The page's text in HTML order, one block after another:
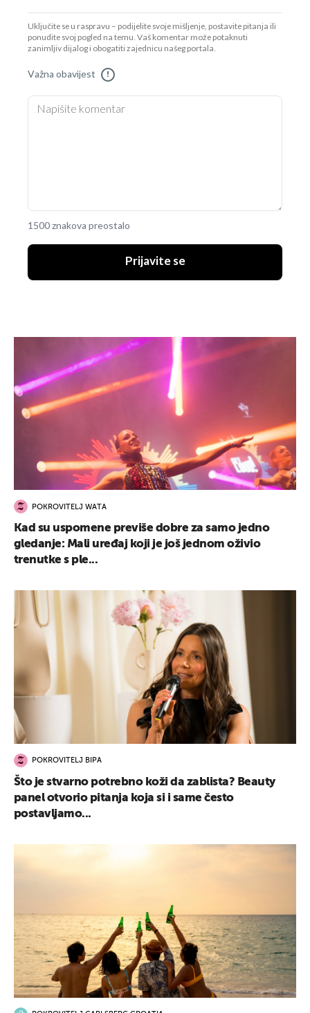
Uključite se u raspravu – podijelite svoje mišljenje, postavite pitanja ili
ponudite svoj pogled na temu. Vaš komentar može potaknuti
zanimljiv dijalog i obogatiti zajednicu našeg portala.
Važna obavijest !
1500 znakova preostalo
Prijavite se
POKROVITELJ WATA
Kad su uspomene previše dobre za samo jedno
gledanje: Mali uređaj koji je još jednom oživio
trenutke s ple...
POKROVITELJ BIPA
Što je stvarno potrebno koži da zablista? Beauty
panel otvorio pitanja koja si i same često
postavljamo...